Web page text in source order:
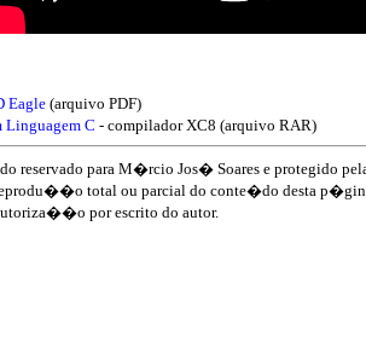
Eagle (arquivo PDF)
Linguagem C - compilador XC8 (arquivo RAR)
reservado para M�rcio Jos� Soares e protegido
total ou parcial do conte�do desta
por escrito do autor.